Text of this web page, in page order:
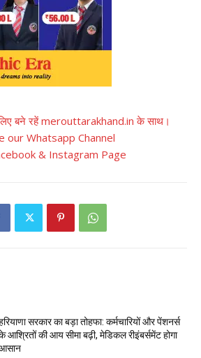
बने रहें merouttarakhand.in के साथ।
our Whatsapp Channel
& Instagram Page
सरकार का बड़ा तोहफा: कर्मचारियों और पेंशनर्स
आश्रितों की आय सीमा बढ़ी, मेडिकल रीइंबर्समेंट होगा